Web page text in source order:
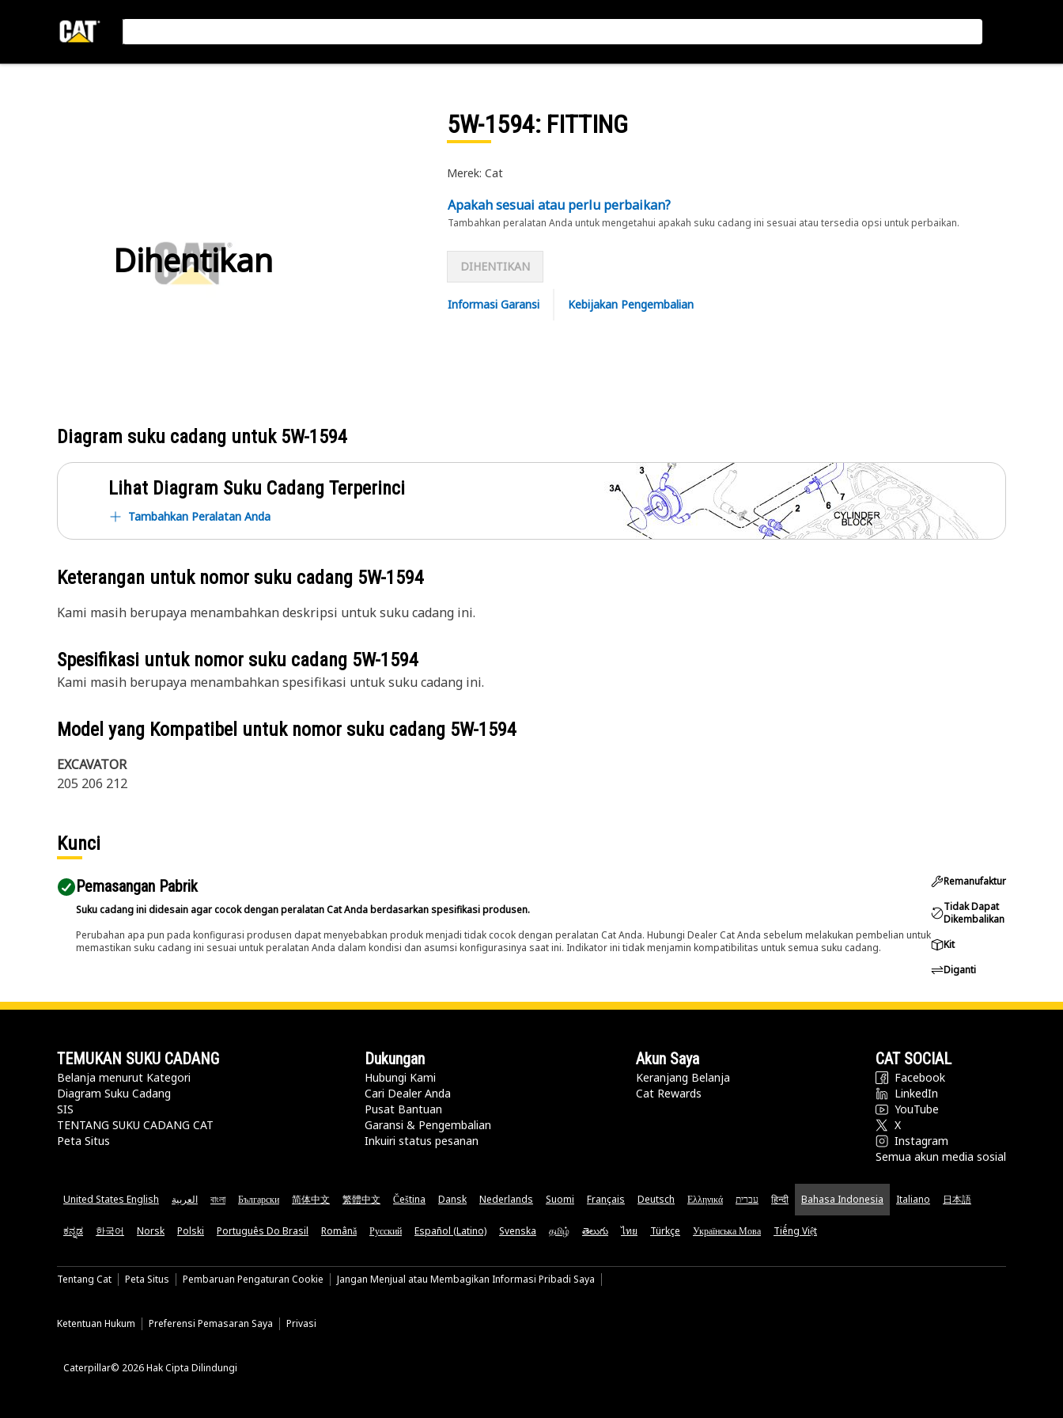
Dihentikan
5W-1594: FITTING
Merek: Cat
Apakah sesuai atau perlu perbaikan?
Tambahkan peralatan Anda untuk mengetahui apakah suku cadang ini sesuai atau tersedia opsi untuk perbaikan.
DIHENTIKAN
Informasi Garansi Kebijakan Pengembalian
Diagram suku cadang untuk 5W-1594
Lihat Diagram Suku Cadang Terperinci
Tambahkan Peralatan Anda
Keterangan untuk nomor suku cadang 5W-1594
Kami masih berupaya menambahkan deskripsi untuk suku cadang ini.
Spesifikasi untuk nomor suku cadang 5W-1594
Kami masih berupaya menambahkan spesifikasi untuk suku cadang ini.
Model yang Kompatibel untuk nomor suku cadang 5W-1594
EXCAVATOR
205 206 212
Kunci
Pemasangan Pabrik
Suku cadang ini didesain agar cocok dengan peralatan Cat Anda berdasarkan spesifikasi produsen.
Perubahan apa pun pada konfigurasi produsen dapat menyebabkan produk menjadi tidak cocok dengan peralatan Cat Anda. Hubungi Dealer Cat Anda sebelum melakukan pembelian untuk
memastikan suku cadang ini sesuai untuk peralatan Anda dalam kondisi dan asumsi konfigurasinya saat ini. Indikator ini tidak menjamin kompatibilitas untuk semua suku cadang.
Remanufaktur
Tidak Dapat
Dikembalikan
Kit
Diganti
TEMUKAN SUKU CADANG
Belanja menurut Kategori
Diagram Suku Cadang
SIS
TENTANG SUKU CADANG CAT
Peta Situs
Dukungan
Hubungi Kami
Cari Dealer Anda
Pusat Bantuan
Garansi & Pengembalian
Inkuiri status pesanan
Akun Saya
Keranjang Belanja
Cat Rewards
CAT SOCIAL
Facebook
LinkedIn
YouTube
X
Instagram
Semua akun media sosial
United States English العربية বাংলা Български 简体中文 繁體中文 Čeština Dansk Nederlands Suomi Français Deutsch Ελληνικά עברית हिन्दी Bahasa Indonesia Italiano 日本語
ಕನ್ನಡ 한국어 Norsk Polski Português Do Brasil Română Русский Español (Latino) Svenska தமிழ் తెలుగు ไทย Türkçe Українська Мова Tiếng Việt
Tentang Cat Peta Situs Pembaruan Pengaturan Cookie Jangan Menjual atau Membagikan Informasi Pribadi Saya
Ketentuan Hukum Preferensi Pemasaran Saya Privasi
Caterpillar© 2026 Hak Cipta Dilindungi